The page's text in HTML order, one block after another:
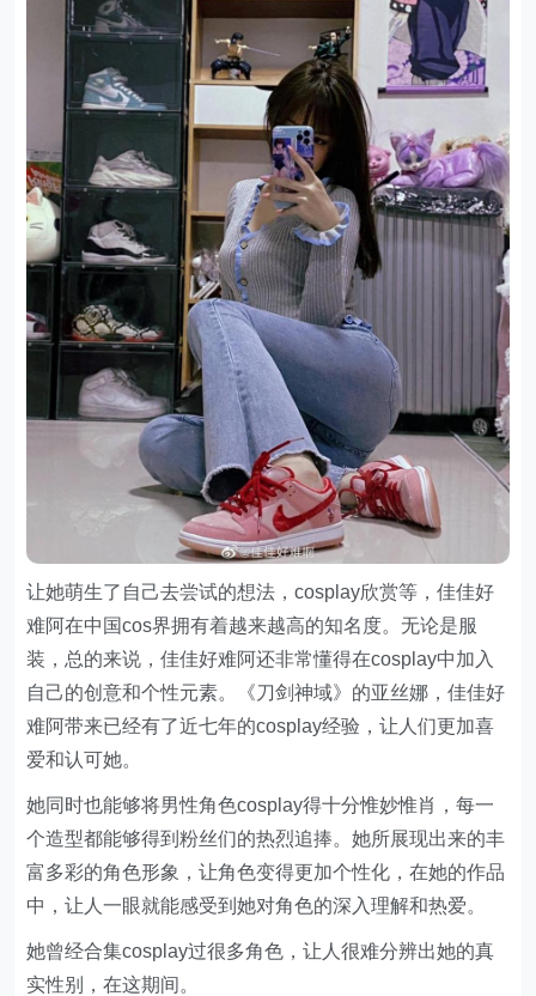
让她萌生了自己去尝试的想法，cosplay欣赏等，佳佳好
难阿在中国cos界拥有着越来越高的知名度。无论是服
装，总的来说，佳佳好难阿还非常懂得在cosplay中加入
自己的创意和个性元素。《刀剑神域》的亚丝娜，佳佳好
难阿带来已经有了近七年的cosplay经验，让人们更加喜
爱和认可她。
她同时也能够将男性角色cosplay得十分惟妙惟肖，每一
个造型都能够得到粉丝们的热烈追捧。她所展现出来的丰
富多彩的角色形象，让角色变得更加个性化，在她的作品
中，让人一眼就能感受到她对角色的深入理解和热爱。
她曾经合集cosplay过很多角色，让人很难分辨出她的真
实性别，在这期间。